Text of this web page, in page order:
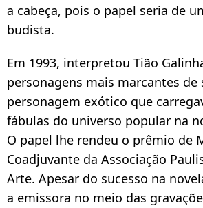
a cabeça, pois o papel seria de
budista.
Em 1993, interpretou Tião
personagens mais marcantes de
personagem exótico que
fábulas do universo popular na
O papel lhe rendeu o prêmio de
Coadjuvante da Associação
Arte. Apesar do sucesso na
a emissora no meio das